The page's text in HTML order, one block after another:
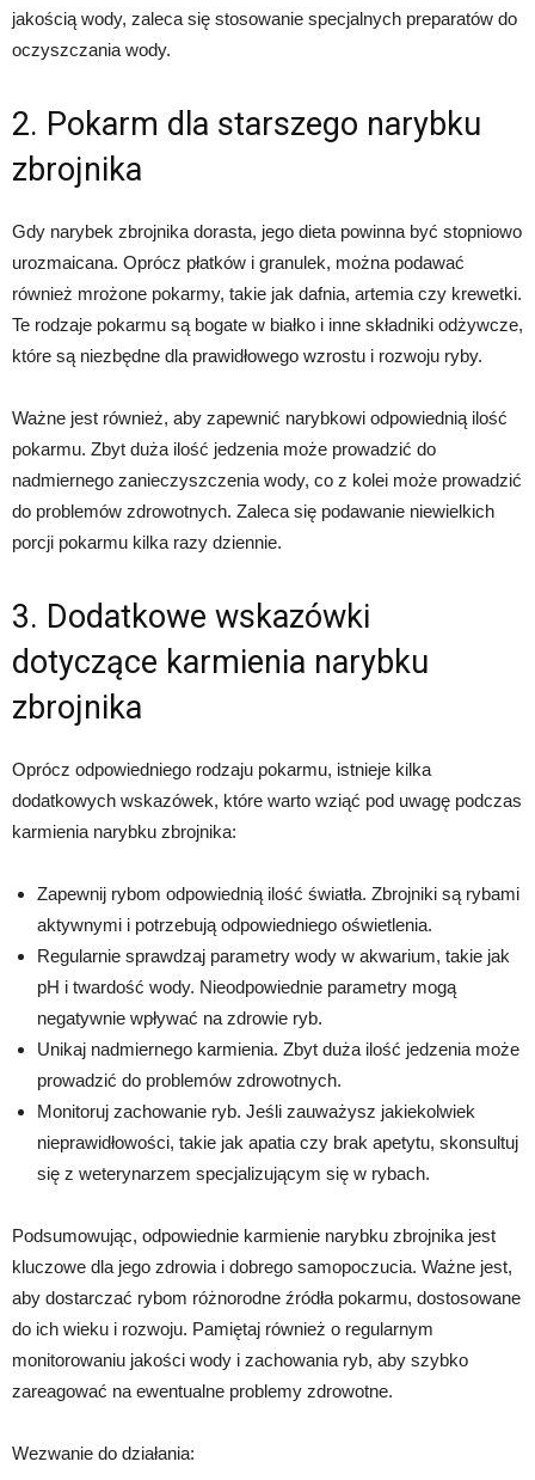
jakością wody, zaleca się stosowanie specjalnych preparatów do
oczyszczania wody.
2. Pokarm dla starszego narybku
zbrojnika
Gdy narybek zbrojnika dorasta, jego dieta powinna być stopniowo
urozmaicana. Oprócz płatków i granulek, można podawać
również mrożone pokarmy, takie jak dafnia, artemia czy krewetki.
Te rodzaje pokarmu są bogate w białko i inne składniki odżywcze,
które są niezbędne dla prawidłowego wzrostu i rozwoju ryby.
Ważne jest również, aby zapewnić narybkowi odpowiednią ilość
pokarmu. Zbyt duża ilość jedzenia może prowadzić do
nadmiernego zanieczyszczenia wody, co z kolei może prowadzić
do problemów zdrowotnych. Zaleca się podawanie niewielkich
porcji pokarmu kilka razy dziennie.
3. Dodatkowe wskazówki
dotyczące karmienia narybku
zbrojnika
Oprócz odpowiedniego rodzaju pokarmu, istnieje kilka
dodatkowych wskazówek, które warto wziąć pod uwagę podczas
karmienia narybku zbrojnika:
Zapewnij rybom odpowiednią ilość światła. Zbrojniki są rybami
aktywnymi i potrzebują odpowiedniego oświetlenia.
Regularnie sprawdzaj parametry wody w akwarium, takie jak
pH i twardość wody. Nieodpowiednie parametry mogą
negatywnie wpływać na zdrowie ryb.
Unikaj nadmiernego karmienia. Zbyt duża ilość jedzenia może
prowadzić do problemów zdrowotnych.
Monitoruj zachowanie ryb. Jeśli zauważysz jakiekolwiek
nieprawidłowości, takie jak apatia czy brak apetytu, skonsultuj
się z weterynarzem specjalizującym się w rybach.
Podsumowując, odpowiednie karmienie narybku zbrojnika jest
kluczowe dla jego zdrowia i dobrego samopoczucia. Ważne jest,
aby dostarczać rybom różnorodne źródła pokarmu, dostosowane
do ich wieku i rozwoju. Pamiętaj również o regularnym
monitorowaniu jakości wody i zachowania ryb, aby szybko
zareagować na ewentualne problemy zdrowotne.
Wezwanie do działania: